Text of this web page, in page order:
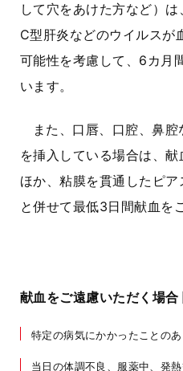
して穴をあけた方など）
C型肝炎などのウイルスが
可能性を考慮して、6 カ月
います。
また、口唇、口腔、鼻
を挿入している場合は、
ほか、粘膜を貫通したピ
と併せて最低3日間献血を
献血をご遠慮いただく場合
特定の病気にかかったことの
当日の体調不良、服薬中、発